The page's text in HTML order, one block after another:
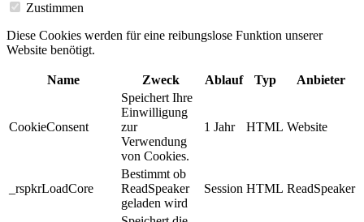
Zustimmen
Diese Cookies werden für eine reibungslose Funktion unserer
Website benötigt.
Name Zweck Ablauf Typ Anbieter
CookieConsent
Speichert Ihre
Einwilligung
zur
Verwendung
von Cookies.
1 Jahr HTML Website
_rspkrLoadCore
Bestimmt ob
ReadSpeaker
geladen wird
Session HTML ReadSpeaker